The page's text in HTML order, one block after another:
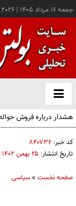
جمعه ۱۶ مرداد ۱۴۰۵ |
باز
و
هشدار درباره فروش
کد خبر: ۸۴۰۷۳۶
تاریخ انتشار: ۲۵ بهمن ۱۴۰۲ - ۲۱:۲۳
صفحه نخست »سیاسی